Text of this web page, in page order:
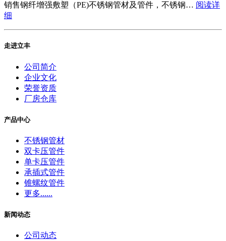
销售钢纤增强敷塑（PE)不锈钢管材及管件，不锈钢… 阅读详
细
走进立丰
公司简介
企业文化
荣誉资质
厂房仓库
产品中心
不锈钢管材
双卡压管件
单卡压管件
承插式管件
锥螺纹管件
更多......
新闻动态
公司动态